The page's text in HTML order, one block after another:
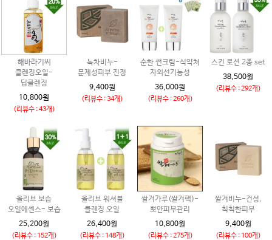
해바라기씨
클렌징오일-
딥클렌징
10,800원
(리뷰수 : 43개)
녹차비누-
문제성피부 진정
9,400원
(리뷰수 : 34개)
순한 썬크림-식약처
자외선기능성
36,000원
(리뷰수 : 260개)
스킨 로션 2종 set
38,500원
(리뷰수 : 292개)
올리브 보습
오일에센스- 보습
25,200원
(리뷰수 : 152개)
올리브 워셔블
클렌징 오일
26,400원
(리뷰수 : 148개)
쌀겨가루(쌀겨팩)-
뽀얀피부관리
10,800원
(리뷰수 : 275개)
쌀겨비누-건성,
칙칙한피부
9,400원
(리뷰수 : 100개)